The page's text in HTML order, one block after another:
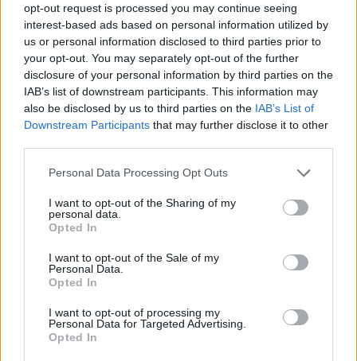
opt-out request is processed you may continue seeing
interest-based ads based on personal information utilized by
us or personal information disclosed to third parties prior to
your opt-out. You may separately opt-out of the further
disclosure of your personal information by third parties on the
IAB’s list of downstream participants. This information may
also be disclosed by us to third parties on the IAB’s List of
Downstream Participants that may further disclose it to other
Please note that this website/app uses one or more Google
not limited to your visit or usage behaviour. You may click to
grant or deny consent to Google and its third-party tags to
use your data for below specified purposes in below Google
consent section.
Personal Data Processing Opt Outs
I want to opt-out of the Sharing of my
personal data.
Opted In
I want to opt-out of the Sale of my
Personal Data.
Opted In
I want to opt-out of processing my
Personal Data for Targeted Advertising.
Opted In
Az elmúlt húsz év keresései
•2022. október 21.
Van a Google-nek egy méltatlanul kevéssé ismert
szolgáltatása, amit persze az értő közönség mégis